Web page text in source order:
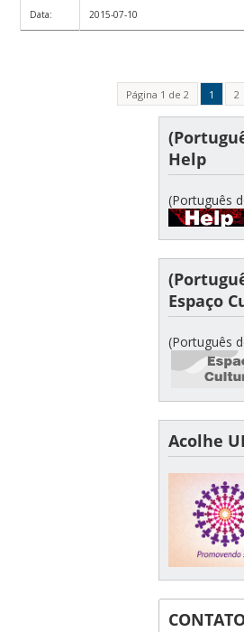
Data: 2015-07-10
Página 1 de 2 1 2
Help
(Português
Espaço
(Português
Acolhe